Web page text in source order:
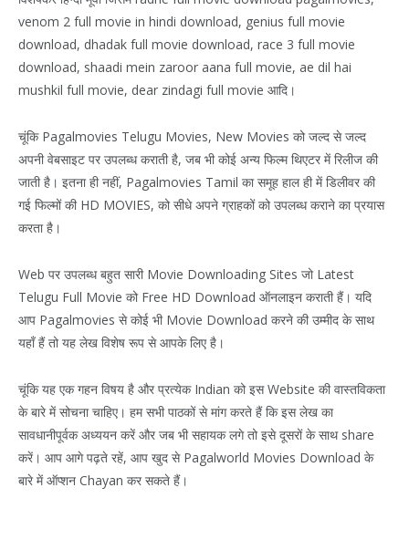
venom 2 full movie in hindi download, genius full movie
download, dhadak full movie download, race 3 full movie
download, shaadi mein zaroor aana full movie, ae dil hai
mushkil full movie, dear zindagi full movie आदि।
चूंकि Pagalmovies Telugu Movies, New Movies को जल्द से जल्द
अपनी वेबसाइट पर उपलब्ध कराती है, जब भी कोई अन्य फिल्म थिएटर में रिलीज की
जाती है। इतना ही नहीं, Pagalmovies Tamil का समूह हाल ही में डिलीवर की
गई फिल्मों की HD MOVIES, को सीधे अपने ग्राहकों को उपलब्ध कराने का प्रयास
करता है।
Web पर उपलब्ध बहुत सारी Movie Downloading Sites जो Latest
Telugu Full Movie को Free HD Download ऑनलाइन कराती हैं। यदि
आप Pagalmovies से कोई भी Movie Download करने की उम्मीद के साथ
यहाँ हैं तो यह लेख विशेष रूप से आपके लिए है।
चूंकि यह एक गहन विषय है और प्रत्येक Indian को इस Website की वास्तविकता
के बारे में सोचना चाहिए। हम सभी पाठकों से मांग करते हैं कि इस लेख का
सावधानीपूर्वक अध्ययन करें और जब भी सहायक लगे तो इसे दूसरों के साथ share
करें। आप आगे पढ़ते रहें, आप खुद से Pagalworld Movies Download के
बारे में ऑप्शन Chayan कर सकते हैं।